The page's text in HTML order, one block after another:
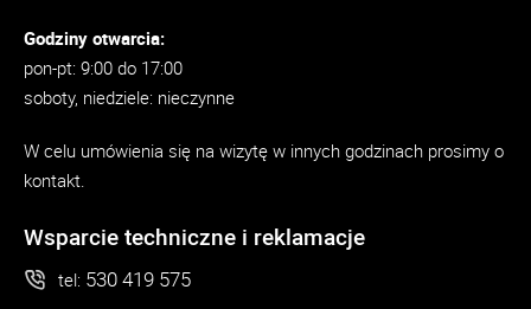
Godziny otwarcia:
pon-pt: 9:00 do 17:00
soboty, niedziele: nieczynne
W celu umówienia się na wizytę w innych godzinach prosimy o
kontakt.
Wsparcie techniczne i reklamacje
tel: 530 419 575